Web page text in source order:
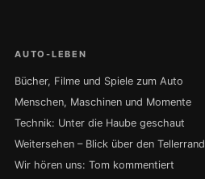
AUTO-LEBEN
Bücher, Filme und Spiele zum Auto
Menschen, Maschinen und Momente
Technik: Unter die Haube geschaut
Weitersehen – Blick über den Tellerrand
Wir hören uns: Tom kommentiert